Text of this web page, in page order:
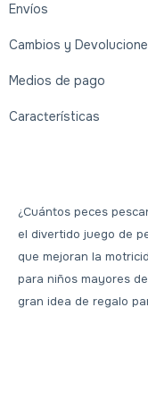
Envíos
Cambios y
Medios de pago
Características
¿Cuántos peces
el divertido juego de
que mejoran la
para niños mayores
gran idea de regalo